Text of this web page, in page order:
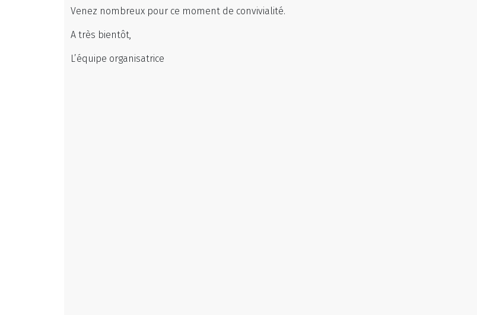
Venez nombreux pour ce moment de convivialité.
A très bientôt,
L’équipe organisatrice